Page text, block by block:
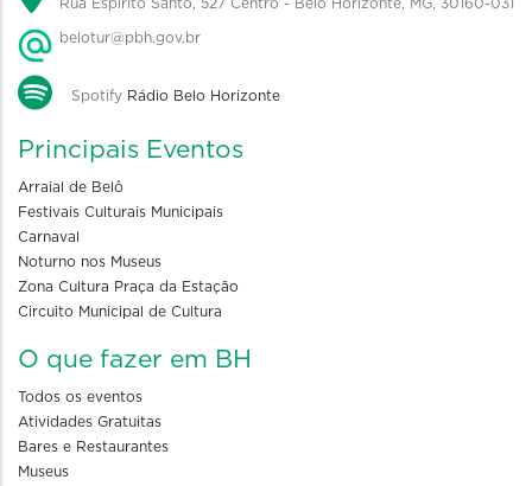
Rua Espírito Santo, 527 Centro - Belo Horizonte, MG, 30160-031
belotur@pbh.gov.br
Spotify Rádio Belo Horizonte
Principais Eventos
Arraial de Belô
Festivais Culturais Municipais
Carnaval
Noturno nos Museus
Zona Cultura Praça da Estação
Circuito Municipal de Cultura
O que fazer em BH
Todos os eventos
Atividades Gratuitas
Bares e Restaurantes
Museus